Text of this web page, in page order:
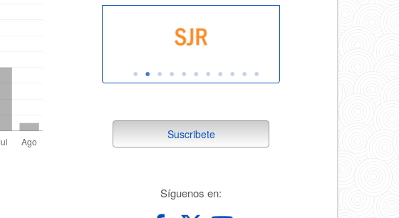
suscribete
Suscribete
Síguenos en: